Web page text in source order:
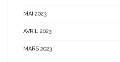
MAI 2023
AVRIL 2023
MARS 2023